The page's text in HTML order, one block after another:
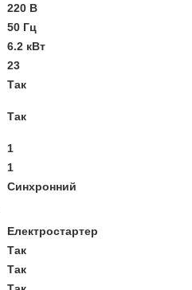
220 В
50 Гц
6.2 кВт
23
Так
Так
1
1
Синхронний
Електростартер
Так
Так